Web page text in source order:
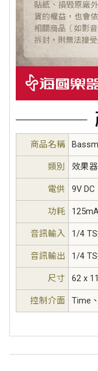
商品名稱
類別 效果器
電供 9V DC
功耗
音訊輸入 1/4
音訊輸出 1/4
尺寸 62 x
控制介面 Time